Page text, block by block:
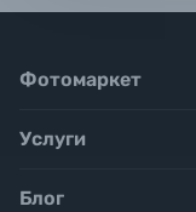
Фотомаркет
Услуги
Блог